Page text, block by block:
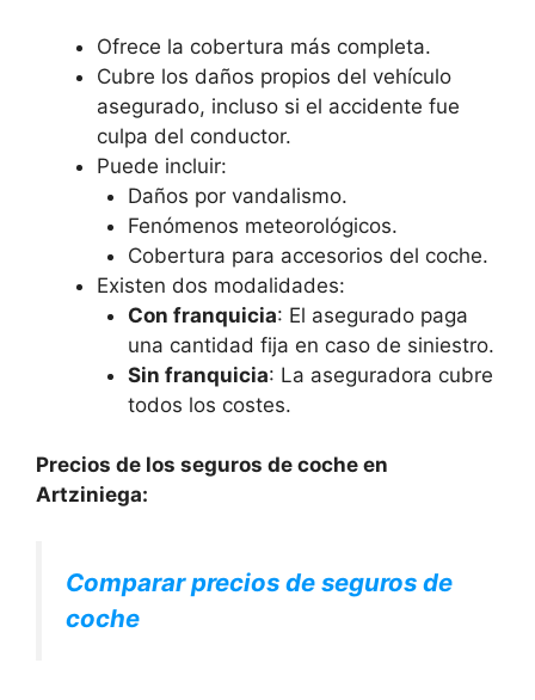
Ofrece la cobertura más completa.
Cubre los daños propios del vehículo
asegurado, incluso si el accidente fue
culpa del conductor.
Puede incluir:
Daños por vandalismo.
Fenómenos meteorológicos.
Cobertura para accesorios del coche.
Existen dos modalidades:
Con franquicia: El asegurado paga
una cantidad fija en caso de siniestro.
Sin franquicia: La aseguradora cubre
todos los costes.
Precios de los seguros de coche en
Artziniega:
Comparar precios de seguros de
coche